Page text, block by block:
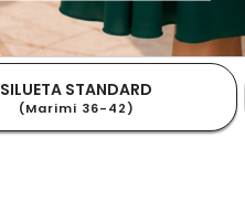
SILUETA STANDARD
(Marimi 36-42)